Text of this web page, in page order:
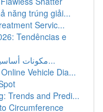
năng trúng giải...
Servic...
Tendências e
مكونات أساسية لمستحضرات العناية بالبشرة : ا...
Vehicle Dia...
Trends and Predi...
Circumference